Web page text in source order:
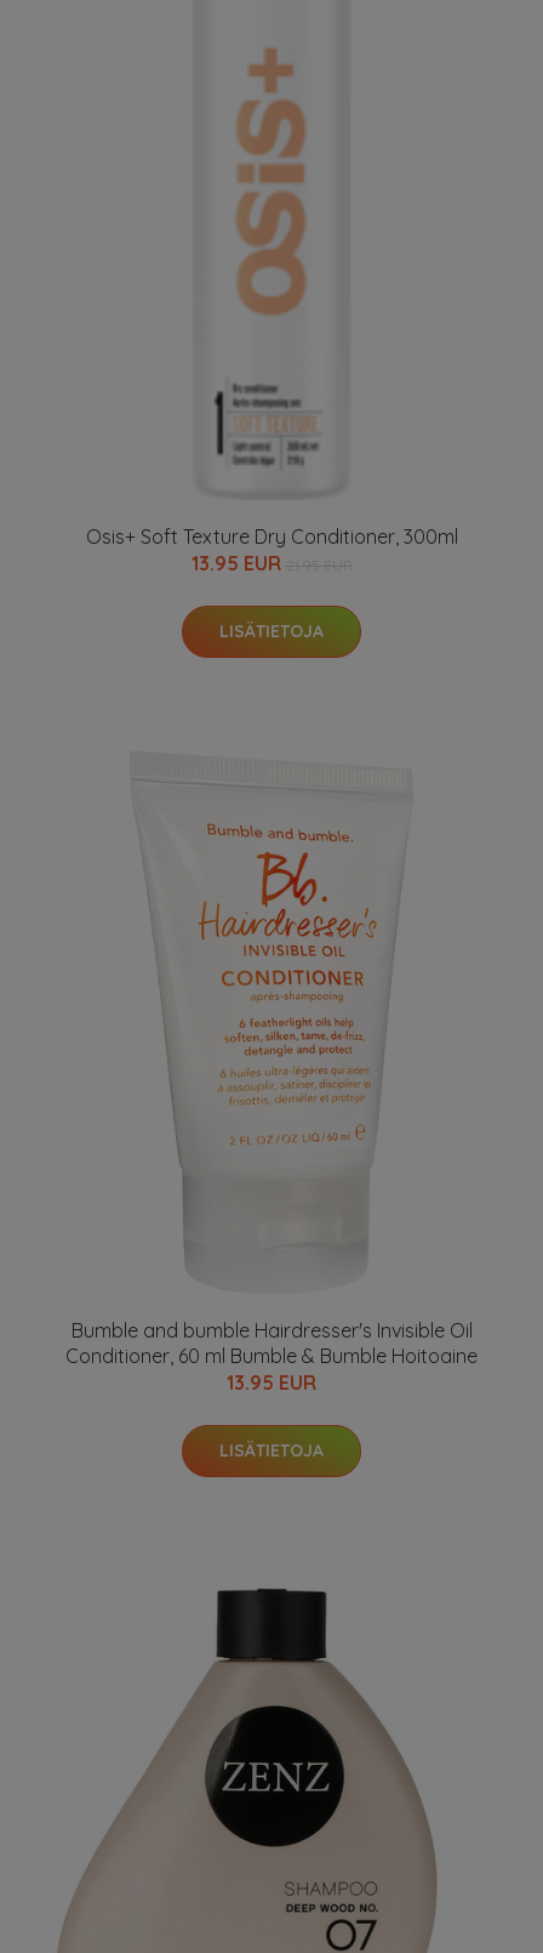
Osis+ Soft Texture Dry Conditioner, 300ml
13.95 EUR
LISÄTIETOJA
Bumble and bumble Hairdresser's Invisible Oil
Conditioner, 60 ml Bumble & Bumble Hoitoaine
13.95 EUR
LISÄTIETOJA